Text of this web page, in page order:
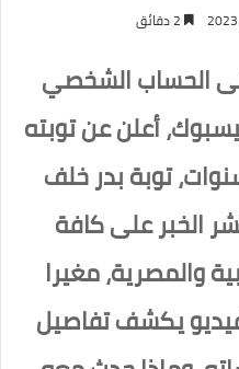
الحساب الشخصي
أعلن عن توبته
توبة بدر خلف
الخبر على كافة
والمصرية، مغيرا
يكشف تفاصيل